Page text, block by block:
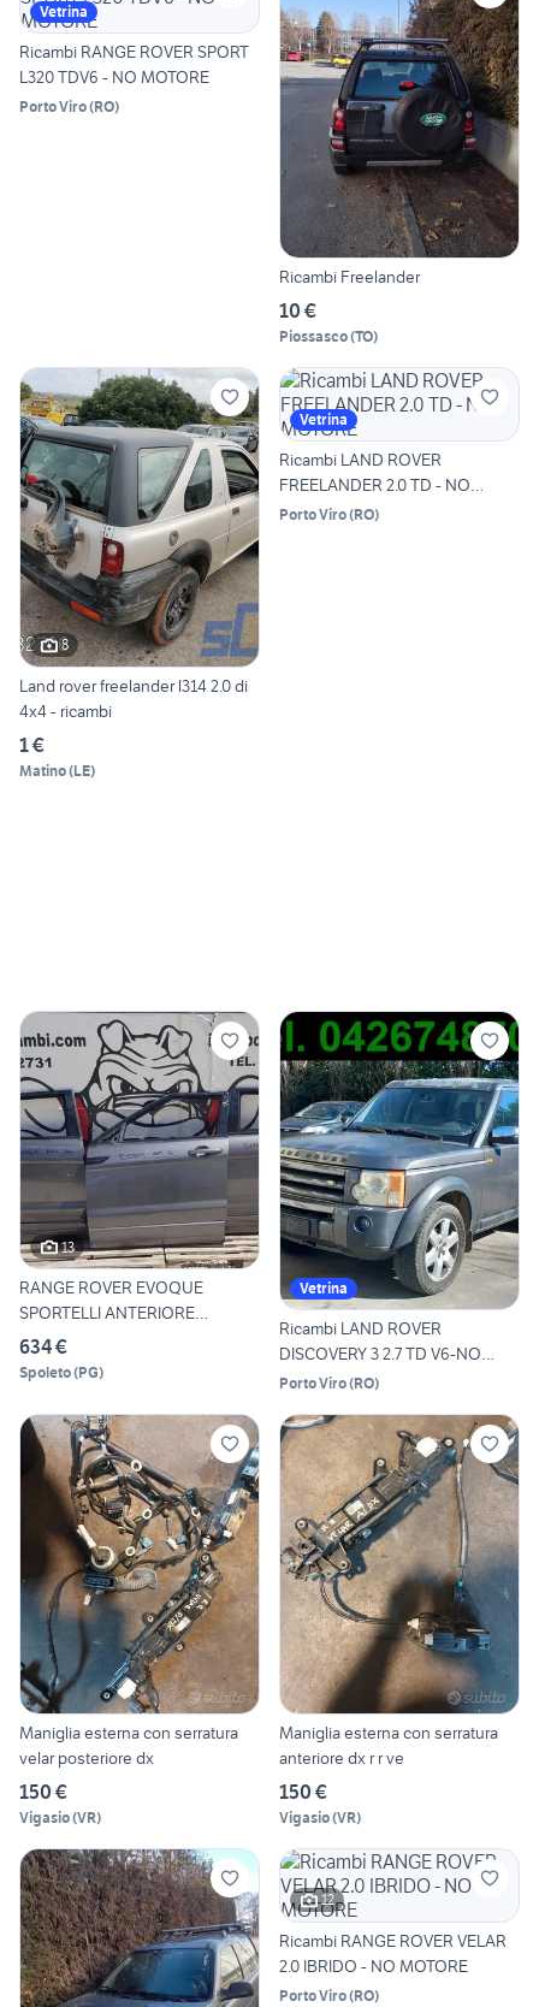
Vetrina
Ricambi RANGE ROVER SPORT
L320 TDV6 - NO MOTORE
Porto Viro(RO)
Ricambi Freelander
10 €
Piossasco(TO)
8
Land rover freelander l314 2.0 di
4x4 - ricambi
1 €
Matino(LE)
Vetrina
Ricambi LAND ROVER
FREELANDER 2.0 TD - NO
MOTORE
Porto Viro(RO)
13
RANGE ROVER EVOQUE
SPORTELLI ANTERIORE
POSTERIORI
634 €
Spoleto(PG)
Vetrina
Ricambi LAND ROVER
DISCOVERY 3 2.7 TD V6-NO
MOTORE
Porto Viro(RO)
Maniglia esterna con serratura
velar posteriore dx
150 €
Vigasio(VR)
Maniglia esterna con serratura
anteriore dx r r ve
150 €
Vigasio(VR)
12
Ricambi RANGE ROVER VELAR
2.0 IBRIDO - NO MOTORE
Porto Viro(RO)